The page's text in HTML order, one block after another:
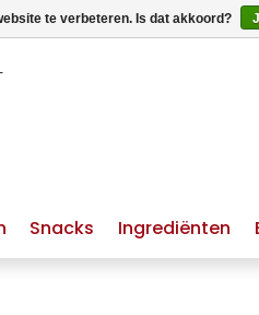
Snacks Ingrediënten
te verbeteren. Is dat akkoord?